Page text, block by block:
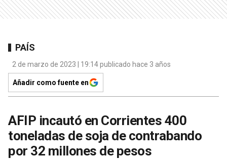
PAÍS
2 de marzo de 2023 | 19:14 publicado hace 3 años
Añadir como fuente en
AFIP incautó en Corrientes 400
toneladas de soja de contrabando
por 32 millones de pesos